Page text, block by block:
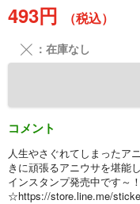
493円 （税込）
╳ ：在庫なし
コメント
人生やさぐれてしまったア
きに頑張るアニウサを堪能
インスタンプ発売中です～！
☆https://store.line.me/